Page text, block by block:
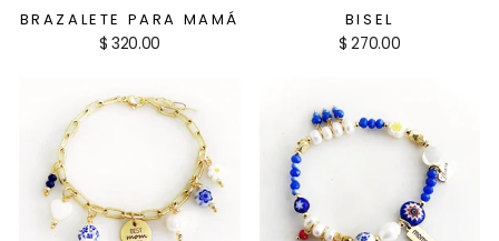
carrito
BRAZALETE PARA MAMÁ
$ 320.00
BISEL
$ 270.00